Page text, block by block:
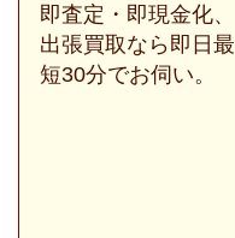
即査定・即現金化、
出張買取なら即日最
短30分でお伺い。